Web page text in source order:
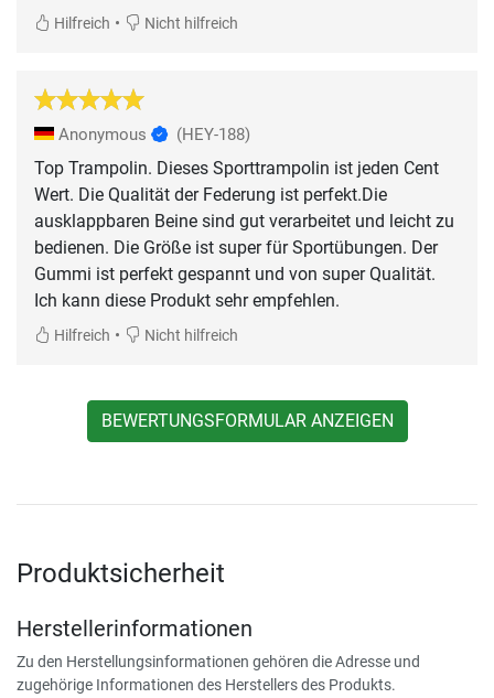
Hilfreich • Nicht hilfreich
Anonymous (HEY-188)
Top Trampolin. Dieses Sporttrampolin ist jeden Cent
Wert. Die Qualität der Federung ist perfekt.Die
ausklappbaren Beine sind gut verarbeitet und leicht zu
bedienen. Die Größe ist super für Sportübungen. Der
Gummi ist perfekt gespannt und von super Qualität.
Ich kann diese Produkt sehr empfehlen.
Hilfreich • Nicht hilfreich
BEWERTUNGSFORMULAR ANZEIGEN
Produktsicherheit
Herstellerinformationen
Zu den Herstellungsinformationen gehören die Adresse und
zugehörige Informationen des Herstellers des Produkts.